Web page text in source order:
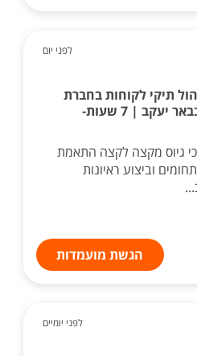
לפני יום
תיקי לקוחות בחברת
משאבי אנוש בבאר יעקב | 7 שעות-
גיוס מקצה לקצה התאמת
וביצוע ראיונות
הגשת מועמדות
לפני יומיים